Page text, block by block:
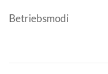
Betriebsmodi